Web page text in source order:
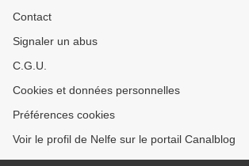
Contact
Signaler un abus
C.G.U.
Cookies et données personnelles
Préférences cookies
Voir le profil de Nelfe sur le portail Canalblog